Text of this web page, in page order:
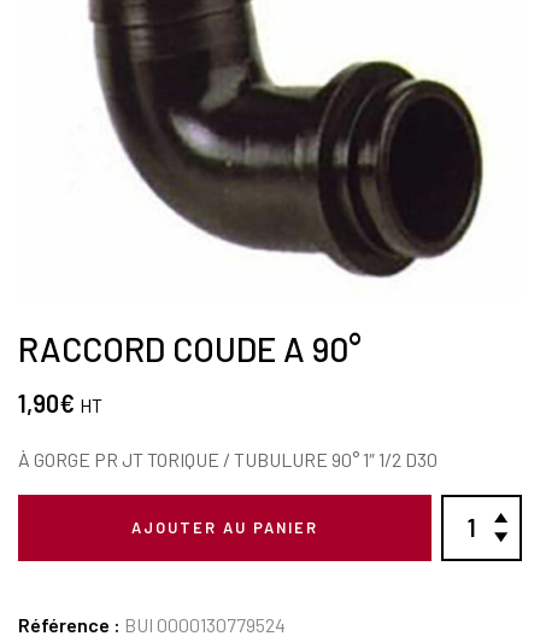
RACCORD COUDE A 90°
1,90€ HT
À GORGE PR JT TORIQUE / TUBULURE 90° 1″ 1/2 D30
AJOUTER AU PANIER
Référence : BUI 0000130779524